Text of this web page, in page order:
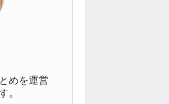
めを運営
。